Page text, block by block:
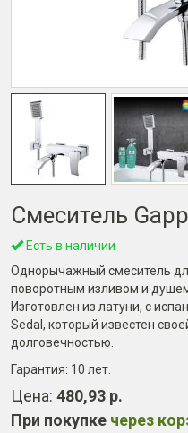
Смеситель
Есть в наличии
Однорычажный смеситель
поворотным изливом и
Изготовлен из латуни, с
Sedal, который известен
долговечностью.
Гарантия: 10 лет
Цена: 480,93 р.
При покупке через